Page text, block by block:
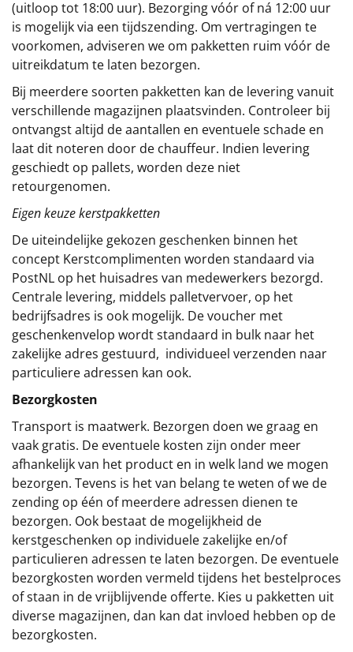
(uitloop tot 18:00 uur). Bezorging vóór of ná 12:00 uur
is mogelijk via een tijdszending. Om vertragingen te
voorkomen, adviseren we om pakketten ruim vóór de
uitreikdatum te laten bezorgen.
Bij meerdere soorten pakketten kan de levering vanuit
verschillende magazijnen plaatsvinden. Controleer bij
ontvangst altijd de aantallen en eventuele schade en
laat dit noteren door de chauffeur. Indien levering
geschiedt op pallets, worden deze niet
retourgenomen.
Eigen keuze kerstpakketten
De uiteindelijke gekozen geschenken binnen het
concept Kerstcomplimenten worden standaard via
PostNL op het huisadres van medewerkers bezorgd.
Centrale levering, middels palletvervoer, op het
bedrijfsadres is ook mogelijk. De voucher met
geschenkenvelop wordt standaard in bulk naar het
zakelijke adres gestuurd, individueel verzenden naar
particuliere adressen kan ook.
Bezorgkosten
Transport is maatwerk. Bezorgen doen we graag en
vaak gratis. De eventuele kosten zijn onder meer
afhankelijk van het product en in welk land we mogen
bezorgen. Tevens is het van belang te weten of we de
zending op één of meerdere adressen dienen te
bezorgen. Ook bestaat de mogelijkheid de
kerstgeschenken op individuele zakelijke en/of
particulieren adressen te laten bezorgen. De eventuele
bezorgkosten worden vermeld tijdens het bestelproces
of staan in de vrijblijvende offerte. Kies u pakketten uit
diverse magazijnen, dan kan dat invloed hebben op de
bezorgkosten.